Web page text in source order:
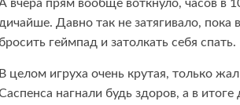
вчера прям вообще воткнуло, часов в
дичайше. Давно так не затягивало,
бросить геймпад и затолкать себя спать.
В целом игруха очень крутая, только
нагнали будь здоров, а в